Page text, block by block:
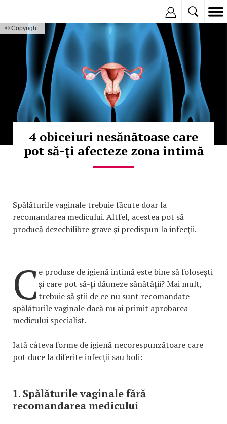
© Copyright:
4 obiceiuri nesănătoase care
pot să-ţi afecteze zona intimă
Spălăturile vaginale trebuie făcute doar la
recomandarea medicului. Altfel, acestea pot să
producă dezechilibre grave şi predispun la infecţii.
C e produse de igienă intimă este bine să foloseşti
şi care pot să-ţi dăuneze sănătăţii? Mai mult,
trebuie să ştii de ce nu sunt recomandate
spălăturile vaginale dacă nu ai primit aprobarea
medicului specialist.
Iată câteva forme de igienă necorespunzătoare care
pot duce la diferite infecţii sau boli:
1. Spălăturile vaginale fără
recomandarea medicului